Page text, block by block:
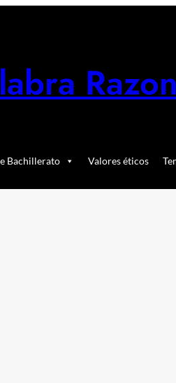
Bachillerato Valores éticos